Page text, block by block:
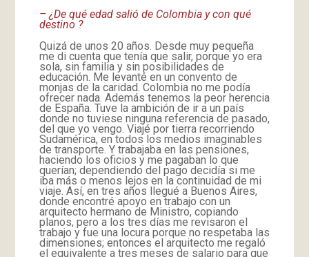
– ¿De qué edad salió de Colombia y con qué
destino ?
Quizá de unos 20 años. Desde muy pequeña
me di cuenta que tenía que salir, porque yo era
sola, sin familia y sin posibilidades de
educación. Me levanté en un convento de
monjas de la caridad. Colombia no me podía
ofrecer nada. Además tenemos la peor herencia
de España. Tuve la ambición de ir a un país
donde no tuviese ninguna referencia de pasado,
del que yo vengo. Viajé por tierra recorriendo
Sudamérica, en todos los medios imaginables
de transporte. Y trabajaba en las pensiones,
haciendo los oficios y me pagaban lo que
querían; dependiendo del pago decidía si me
iba más o menos lejos en la continuidad de mi
viaje. Así, en tres años llegué a Buenos Aires,
donde encontré apoyo en trabajo con un
arquitecto hermano de Ministro, copiando
planos, pero a los tres días me revisaron el
trabajo y fue una locura porque no respetaba las
dimensiones; entonces el arquitecto me regaló
el equivalente a tres meses de salario para que